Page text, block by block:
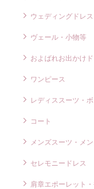
ウェディングドレス
ヴェール・小物等
およばれお出かけ
ワンピース
レディススーツ・
コート
メンズスーツ・メ
セレモニードレス
肩章エポーレット